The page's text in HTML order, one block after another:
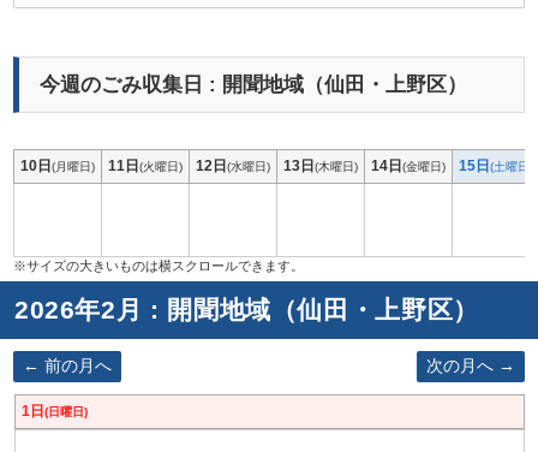
今週のごみ収集日 : 開聞地域（仙田・上野区）
10日(月曜日) 11日(火曜日) 12日(水曜日) 13日(木曜日) 14日(金曜日) 15日(土曜日)
2026年2月 : 開聞地域（仙田・上野区）
前の月へ 次の月へ
1日 (日曜日)